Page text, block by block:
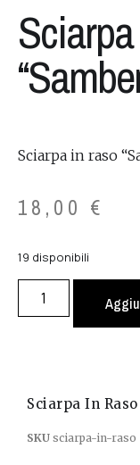
Sciarpa in raso
18,00 €
19 disponibili
Sciarpa In
SKU sciarpa-in-raso